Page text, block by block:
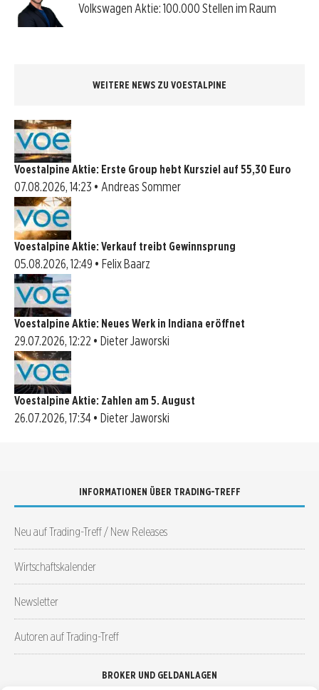
Volkswagen Aktie: 100.000 Stellen im Raum
WEITERE NEWS ZU VOESTALPINE
Voestalpine Aktie: Erste Group hebt Kursziel auf 55,30 Euro
07.08.2026, 14:23 • Andreas Sommer
Voestalpine Aktie: Verkauf treibt Gewinnsprung
05.08.2026, 12:49 • Felix Baarz
Voestalpine Aktie: Neues Werk in Indiana eröffnet
29.07.2026, 12:22 • Dieter Jaworski
Voestalpine Aktie: Zahlen am 5. August
26.07.2026, 17:34 • Dieter Jaworski
INFORMATIONEN ÜBER TRADING-TREFF
Neu auf Trading-Treff / New Releases
Wirtschaftskalender
Newsletter
Autoren auf Trading-Treff
BROKER UND GELDANLAGEN